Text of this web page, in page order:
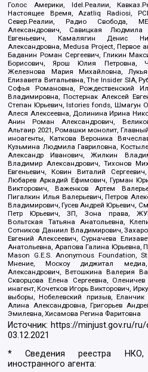
Голос Америки, Idel.Реалии,
Настоящее Время, Azatliq Radiosi,
Север.Реалии, Радио Свобода,
Александрович, Савицкая Людмила
Евгеньевич, Камалягин Денис
Александровна, Medusa Project, Первое
Баданин Роман Сергеевич, Гликин
Борисович, Ярош Юлия Петровна,
Железнова Мария Михайловна,
Елизавета Витальевна, The Insider SIA,
Софья Романовна, Рождественский
Владимировна, Постернак Алексей
Степан Юрьевич, Istories fonds, Шмагун
Алеся Алексеевна, Долинина Ирина
Анин Роман Александрович,
Альтаир 2021, Ромашки монолит,
иноагенты, Каткова Вероника
Кузьмина Людмила Гавриловна,
Александр Иванович, Жилкин
Владимир Александрович, Тихонов
Евгеньевич, Ковин Виталий
Любарев Аркадий Ефимович, Гурман
Викторович, Важенков Артем
Пигалкин Илья Валерьевич, Петров
Владимирович, Гусев Андрей Юрьевич,
Петр Юрьевич, ЗП, Зона права,
Вольтская Татьяна Анатольевна,
Сотников Даниил Владимирович,
Евгений Алексеевич, Сурначева
Анатольевна, Арапова Галина Юрьевна,
Mason G.E.S. Anonymous Foundation,
Мнение, Москоу диджитал
Александрович, Ветошкина Валерия
Скворцова Елена Сергеевна,
инагент, Кочетков Игорь Викторович,
выборы, Нобелевский призыв, Еланчик
Алина Александровна, Григорьев
Эмилевна, Хисамова Регина Фаритовна
Источник: https://minjust.gov.ru/
03.12.2021
* Сведения реестра НКО,
иностранного агента: